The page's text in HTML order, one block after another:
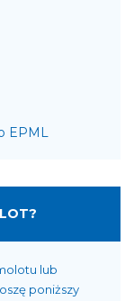
EPML
lub
poniższy